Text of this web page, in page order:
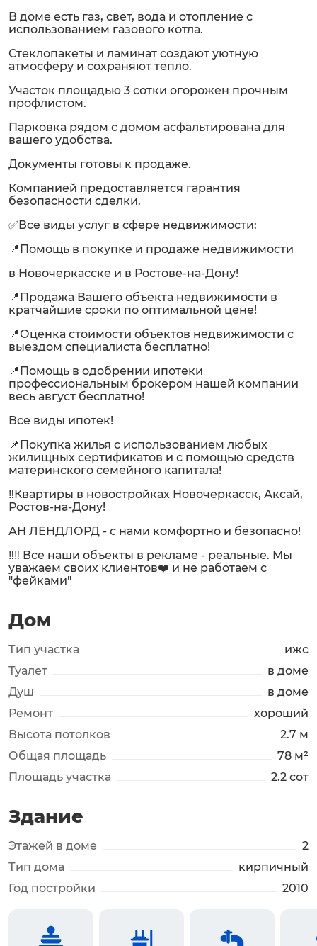
В доме есть газ, свет, вода и отопление с
использованием газового котла.
Стеклопакеты и ламинат создают уютную
атмосферу и сохраняют тепло.
Участок площадью 3 сотки огорожен прочным
профлистом.
Парковка рядом с домом асфальтирована для
вашего удобства.
Документы готовы к продаже.
Компанией предоставляется гарантия
безопасности сделки.
✅Все виды услуг в сфере недвижимости:
📍Помощь в покупке и продаже недвижимости
в Новочеркасске и в Ростове-на-Дону!
📍Продажа Вашего объекта недвижимости в
кратчайшие сроки по оптимальной цене!
📍Оценка стоимости объектов недвижимости с
выездом специалиста бесплатно!
📍Помощь в одобрении ипотеки
профессиональным брокером нашей компании
весь август бесплатно!
Все виды ипотек!
📌Покупка жилья с использованием любых
жилищных сертификатов и с помощью средств
материнского семейного капитала!
‼️Квартиры в новостройках Новочеркасск, Аксай,
Ростов-на-Дону!
АН ЛЕНДЛОРД - с нами комфортно и безопасно!
‼️‼️ Все наши объекты в рекламе - реальные. Мы
уважаем своих клиентов❤️ и не работаем с
"фейками"
Дом
Тип участка
ижс
Туалет
в доме
Душ
в доме
Ремонт
хороший
Высота потолков
2.7 м
Общая площадь
78 м²
Площадь участка
2.2 сот
Здание
Этажей в доме
2
Тип дома
кирпичный
Год постройки
2010